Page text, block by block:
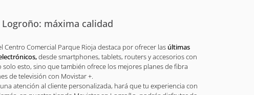
máxima calidad
Centro Comercial Parque Rioja destaca por ofrecer las últimas
desde smartphones, tablets, routers y accesorios con
solo esto, sino que también ofrece los mejores planes de fibra
de televisión con Movistar +.
atención al cliente personalizada, hará que tu experiencia con